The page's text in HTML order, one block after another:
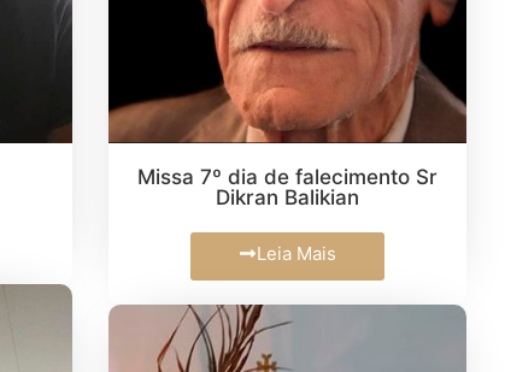
Missa 7º dia de falecimento Sr
Dikran Balikian
Leia Mais